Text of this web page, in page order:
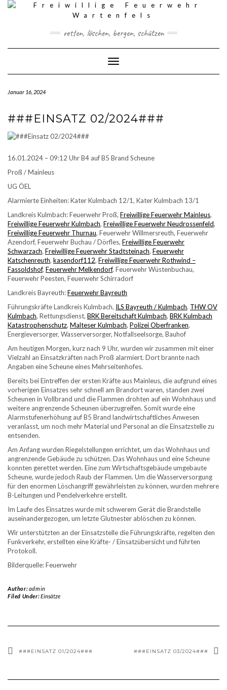
Skip
retten, löschen, bergen, schützen
Toggle Navigation
Januar 16, 2024
###EINSATZ 02/2024###
16.01.2024 – 09:12 Uhr B4 auf B5 Brand Scheune
Proß / Mainleus
UG ÖEL
Alarmierte Einheiten: Kater Kulmbach 12/1, Kater Kulmbach 13/1
Landkreis Kulmbach: Feuerwehr Proß, Freiwillige Feuerwehr Mainleus,
Freiwillige Feuerwehr Kulmbach, Freiwillige Feuerwehr Neudrossenfeld,
Freiwillige Feuerwehr Thurnau, Feuerwehr Willmersreuth, Feuerwehr
Azendorf, Feuerwehr Buchau / Dörfles, Freiwillige Feuerwehr
Schwarzach, Freiwillige Feuerwehr Stadtsteinach, Feuerwehr
Katschenreuth, kasendorf112, Freiwillige Feuerwehr Rothwind –
Fassoldshof, Feuerwehr Melkendorf, Feuerwehr Wüstenbuchau,
Feuerwehr Peesten, Feuerwehr Schirradorf
Landkreis Bayreuth:Feuerwehr Bayreuth
Führungskräfte Landkreis Kulmbach, ILS Bayreuth / Kulmbach, THW OV
Kulmbach, Rettungsdienst, BRK Bereitschaft Kulmbach, BRK Kulmbach
Katastrophenschutz, Malteser Kulmbach, Polizei Oberfranken,
Energieversorger, Wasserversorger, Notfallseelsorge, Bauhof
Am heutigen Morgen, kurz nach 9 Uhr, wurden wir zusammen mit einer
Vielzahl an Einsatzkräften nach Proß alarmiert. Dort brannte nach
Angaben eine Scheune eines Mehrseitenhofes.
Bereits bei Eintreffen der ersten Kräfte aus Mainleus, die aufgrund eines
vorherigen Einsatzes sehr schnell am Brandort waren, standen zwei
Scheunen in Vollbrand und die Flammen drohten auf ein Wohnhaus und
weitere angrenzende Scheunen überzugreifen. Somit wurde eine
Alarmstufenerhöhung auf B5 Brand landwirtschaftliches Anwesen
veranlasst, um noch mehr Material und Personal an die Einsatzstelle zu
entsenden.
Am Anfang wurden Riegelstellungen errichtet, um das Wohnhaus und
angrenzende Gebäude zu schützen. Das Wohnhaus und eine Scheune
konnten gerettet werden. Eine zum Wirtschaftsgebäude umgebaute
Scheune, wurde jedoch Raub der Flammen. Um die Wasserversorgung
für den enormen Löschangriff gewährleisten zu können, wurden mehrere
B-Leitungen und Pendelverkehre erstellt.
Im Laufe des Einsatzes wurde mit schwerem Gerät die Brandstelle
auseinandergezogen, um letzte Glutnester ablöschen zu können.
Wir unterstützten an der Einsatzstelle die Führungskräfte, regelten den
Funkverkehr, erstellten eine Kräfte- / Einsatzübersicht und führten
Protokoll.
Bilderquelle: Feuerwehr
Author:admin
Filed Under:Einsätze
###EINSATZ 01/2024### ###EINSATZ 03/2024###